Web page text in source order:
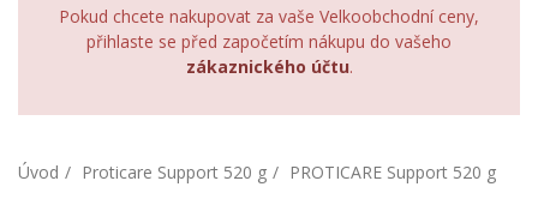
Pokud chcete nakupovat za vaše Velkoobchodní ceny,
přihlaste se před započetím nákupu do vašeho
zákaznického účtu.
Úvod Proticare Support 520 g PROTICARE Support 520 g